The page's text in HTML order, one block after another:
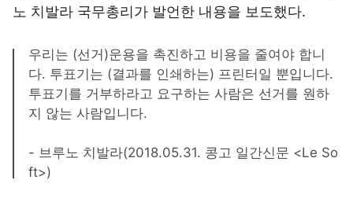
노 치발라 국무총리가 발언한 내용을 보도했다.
우리는 (선거)운용을 촉진하고 비용을 줄여야 합니
다. 투표기는 (결과를 인쇄하는) 프린터일 뿐입니다.
투표기를 거부하라고 요구하는 사람은 선거를 원하
지 않는 사람입니다.
- 브루노 치발라(2018.05.31. 콩고 일간신문 <Le So
ft>)